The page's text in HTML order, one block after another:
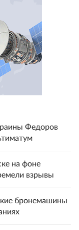
Федоров
на фоне
взрывы
бронемашины